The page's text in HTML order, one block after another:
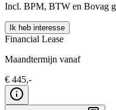
Incl. BPM, BTW en Bovag
Ik heb interesse
Financial Lease
Maandtermijn vanaf
€ 445,-